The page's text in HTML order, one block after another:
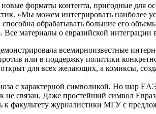
форматы контента, пригодные для
«Мы можем интегрировать наиболее
обрабатывать большие его
материалы о евразийской интеграции
всемирноизвестные
или в поддержку политики
для всех желающих, а комиксы,
с характерной символикой. Но шар
связан. Даже простейший символ
факультету журналистики МГУ с